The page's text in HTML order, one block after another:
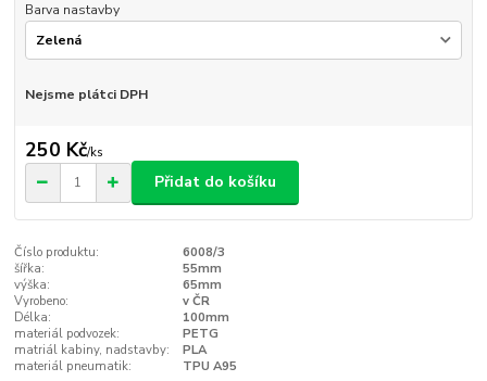
Barva nastavby
Nejsme plátci DPH
250 Kč/ks
Přidat do košíku
Číslo produktu:
6008/3
šířka:
55mm
výška:
65mm
Vyrobeno:
v ČR
Délka:
100mm
materiál podvozek:
PETG
matriál kabiny, nadstavby:
PLA
materiál pneumatik:
TPU A95